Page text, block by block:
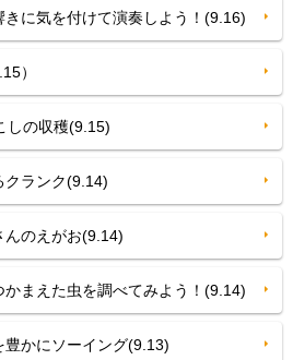
に気を付けて演奏しよう！(9.16)
）
の収穫(9.15)
ランク(9.14)
のえがお(9.14)
まえた虫を調べてみよう！(9.14)
かにソーイング(9.13)